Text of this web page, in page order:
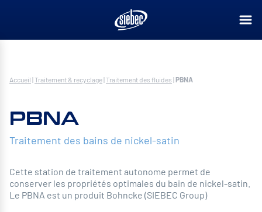
Accueil |Traitement & recyclage|Traitement des fluides |PBNA
PBNA
Traitement des bains de nickel-satin
Cette station de traitement autonome permet de
conserver les propriétés optimales du bain de nickel-satin.
Le PBNA est un produit Bohncke (SIEBEC Group)